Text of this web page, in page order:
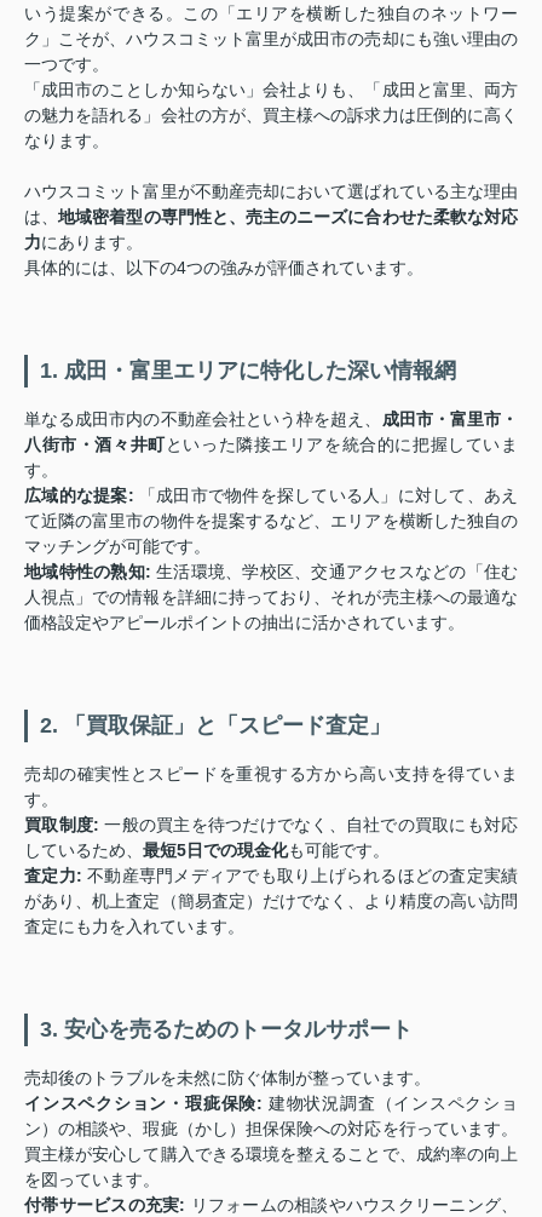
いう提案ができる。この「エリアを横断した独自のネットワー
ク」こそが、ハウスコミット富里が成田市の売却にも強い理由の
一つです。
「成田市のことしか知らない」会社よりも、「成田と富里、両方
の魅力を語れる」会社の方が、買主様への訴求力は圧倒的に高く
なります。
ハウスコミット富里が不動産売却において選ばれている主な理由
は、地域密着型の専門性と、売主のニーズに合わせた柔軟な対応
力にあります。
具体的には、以下の4つの強みが評価されています。
1. 成田・富里エリアに特化した深い情報網
単なる成田市内の不動産会社という枠を超え、 成田市・富里市・
八街市・酒々井町といった隣接エリアを統合的に把握していま
す。
広域的な提案: 「成田市で物件を探している人」に対して、あえ
て近隣の富里市の物件を提案するなど、エリアを横断した独自の
マッチングが可能です。
地域特性の熟知: 生活環境、学校区、交通アクセスなどの「住む
人視点」での情報を詳細に持っており、それが売主様への最適な
価格設定やアピールポイントの抽出に活かされています。
2. 「買取保証」と「スピード査定」
売却の確実性とスピードを重視する方から高い支持を得ていま
す。
買取制度: 一般の買主を待つだけでなく、自社での買取にも対応
しているため、 最短5日での現金化も可能です。
査定力: 不動産専門メディアでも取り上げられるほどの査定実績
があり、机上査定（簡易査定）だけでなく、より精度の高い訪問
査定にも力を入れています。
3. 安心を売るためのトータルサポート
売却後のトラブルを未然に防ぐ体制が整っています。
インスペクション・瑕疵保険: 建物状況調査（インスペクショ
ン）の相談や、瑕疵（かし）担保保険への対応を行っています。
買主様が安心して購入できる環境を整えることで、成約率の向上
を図っています。
付帯サービスの充実: リフォームの相談やハウスクリーニング、